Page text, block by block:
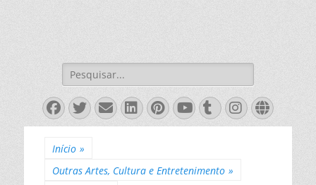
Pesquisar
por:
Facebook
Twitter
EmailLinkedIn
Pinterest
YouTube
Tumblr
Início »
Outras Artes, Cultura e Entretenimento »